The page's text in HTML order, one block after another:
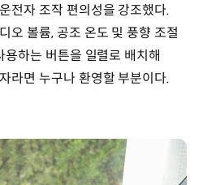
전자 조작 편의성을 강조했다.
오 볼륨, 공조 온도 및 풍향 조절
하는 버튼을 일렬로 배치해
라면 누구나 환영할 부분이다.